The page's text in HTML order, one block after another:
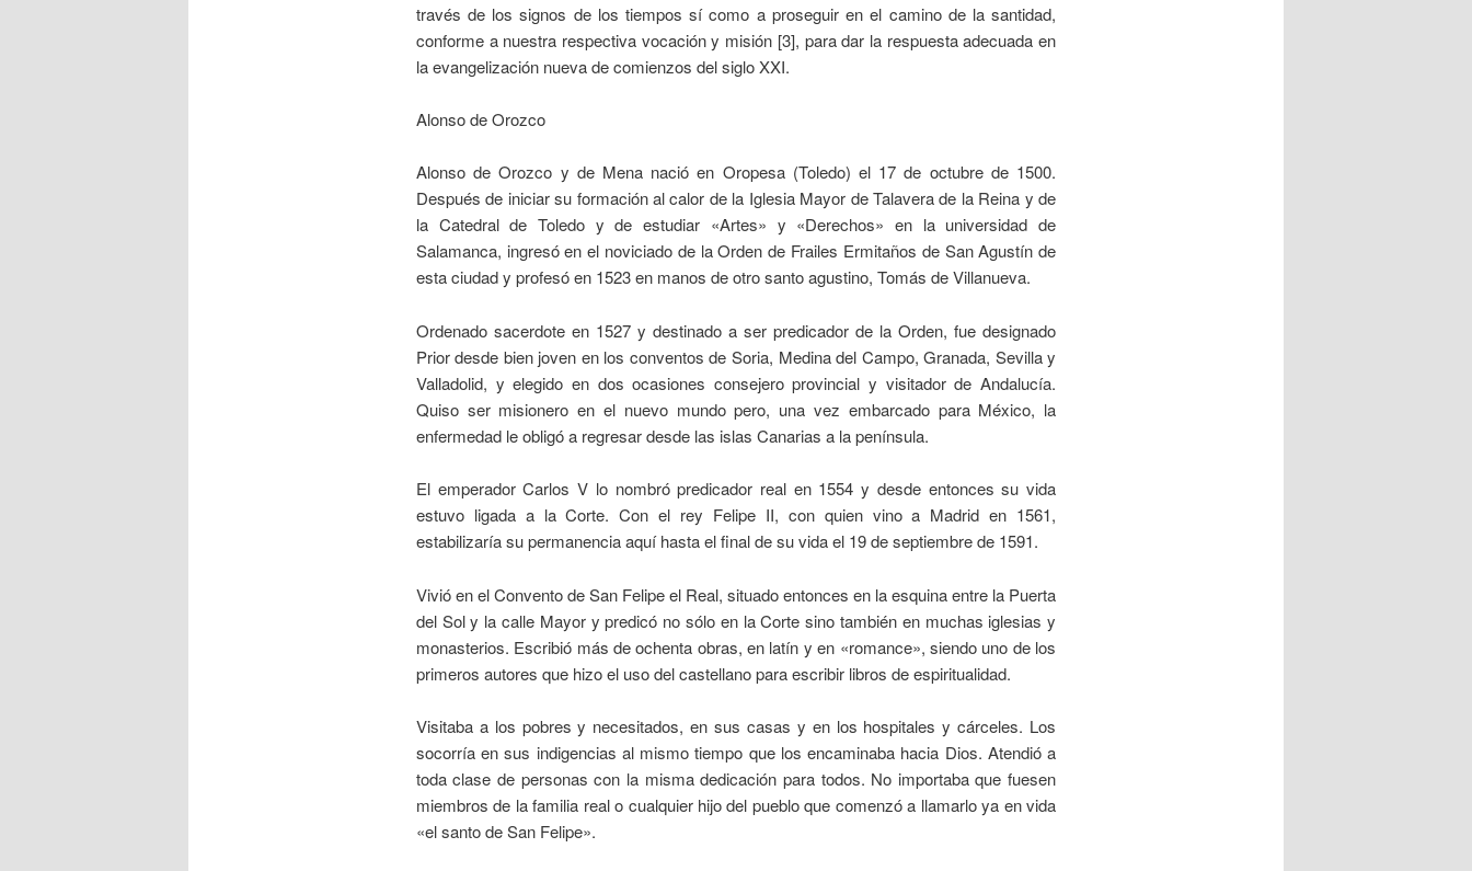
través de los signos de los tiempos sí como a proseguir en el camino de la santidad,
conforme a nuestra respectiva vocación y misión [3], para dar la respuesta adecuada en
la evangelización nueva de comienzos del siglo XXI.
Alonso de Orozco
Alonso de Orozco y de Mena nació en Oropesa (Toledo) el 17 de octubre de 1500.
Después de iniciar su formación al calor de la Iglesia Mayor de Talavera de la Reina y de
la Catedral de Toledo y de estudiar «Artes» y «Derechos» en la universidad de
Salamanca, ingresó en el noviciado de la Orden de Frailes Ermitaños de San Agustín de
esta ciudad y profesó en 1523 en manos de otro santo agustino, Tomás de Villanueva.
Ordenado sacerdote en 1527 y destinado a ser predicador de la Orden, fue designado
Prior desde bien joven en los conventos de Soria, Medina del Campo, Granada, Sevilla y
Valladolid, y elegido en dos ocasiones consejero provincial y visitador de Andalucía.
Quiso ser misionero en el nuevo mundo pero, una vez embarcado para México, la
enfermedad le obligó a regresar desde las islas Canarias a la península.
El emperador Carlos V lo nombró predicador real en 1554 y desde entonces su vida
estuvo ligada a la Corte. Con el rey Felipe II, con quien vino a Madrid en 1561,
estabilizaría su permanencia aquí hasta el final de su vida el 19 de septiembre de 1591.
Vivió en el Convento de San Felipe el Real, situado entonces en la esquina entre la Puerta
del Sol y la calle Mayor y predicó no sólo en la Corte sino también en muchas iglesias y
monasterios. Escribió más de ochenta obras, en latín y en «romance», siendo uno de los
primeros autores que hizo el uso del castellano para escribir libros de espiritualidad.
Visitaba a los pobres y necesitados, en sus casas y en los hospitales y cárceles. Los
socorría en sus indigencias al mismo tiempo que los encaminaba hacia Dios. Atendió a
toda clase de personas con la misma dedicación para todos. No importaba que fuesen
miembros de la familia real o cualquier hijo del pueblo que comenzó a llamarlo ya en vida
«el santo de San Felipe».